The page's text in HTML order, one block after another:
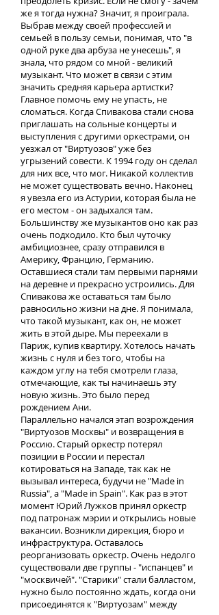
же я тогда нужна? Значит, я проиграла.
Выбрав между своей профессией и
семьей в пользу семьи, понимая, что "в
одной руке два арбуза не унесешь", я
знала, что рядом со мной - великий
музыкант. Что может в связи с этим
значить средняя карьера артистки?
Главное помочь ему не упасть, не
сломаться. Когда Спивакова стали снова
приглашать на сольные концерты и
выступления с другими оркестрами, он
уезжал от "Виртуозов" уже без
угрызений совести. К 1994 году он сделал
для них все, что мог. Никакой коллектив
не может существовать вечно. Наконец
я увезла его из Астурии, которая была не
его местом - он задыхался там.
Большинству же музыкантов оно как раз
очень подходило. Кто был чуточку
амбициознее, сразу отправился в
Америку, Францию, Германию.
Оставшиеся стали там первыми парнями
на деревне и прекрасно устроились. Для
Спивакова же оставаться там было
равносильно жизни на дне. Я понимала,
что такой музыкант, как он, не может
жить в этой дыре. Мы переехали в
Париж, купив квартиру. Хотелось начать
жизнь с нуля и без того, чтобы на
каждом углу на тебя смотрели глаза,
отмечающие, как ты начинаешь эту
новую жизнь. Это было перед
рождением Ани.
Параллельно начался этап возрождения
"Виртуозов Москвы" и возвращения в
Россию. Старый оркестр потерял
позиции в России и перестал
котироваться на Западе, так как не
вызывал интереса, будучи не "Made in
Russia", а "Made in Spain". Как раз в этот
момент Юрий Лужков принял оркестр
под патронаж мэрии и открылись новые
вакансии. Возникли дирекция, бюро и
инфраструктура. Оставалось
реорганизовать оркестр. Очень недолго
существовали две группы - "испанцев" и
"москвичей". "Старики" стали балластом,
нужно было постоянно ждать, когда они
присоединятся к "Виртуозам" между